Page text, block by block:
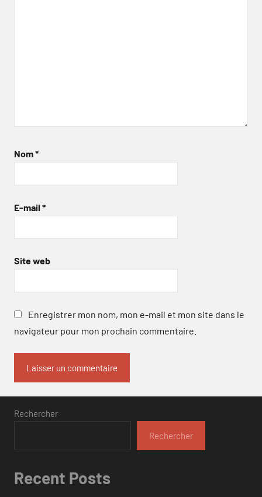
Nom*
E-mail *
Site web
Enregistrer mon nom, mon e-mail et mon site dans le
navigateur pour mon prochain commentaire.
Rechercher
Rechercher
Recent Posts